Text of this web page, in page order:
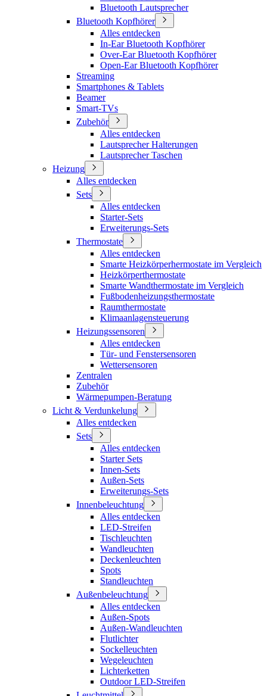
Bluetooth Lautsprecher
Bluetooth Kopfhörer
Alles entdecken
In-Ear Bluetooth Kopfhörer
Over-Ear Bluetooth Kopfhörer
Open-Ear Bluetooth Kopfhörer
Streaming
Smartphones & Tablets
Beamer
Smart-TVs
Zubehör
Alles entdecken
Lautsprecher Halterungen
Lautsprecher Taschen
Heizung
Alles entdecken
Sets
Alles entdecken
Starter-Sets
Erweiterungs-Sets
Thermostate
Alles entdecken
Smarte Heizkörperhermostate im Vergleich
Heizkörperthermostate
Smarte Wandthermostate im Vergleich
Fußbodenheizungsthermostate
Raumthermostate
Klimaanlagensteuerung
Heizungssensoren
Alles entdecken
Tür- und Fenstersensoren
Wettersensoren
Zentralen
Zubehör
Wärmepumpen-Beratung
Licht & Verdunkelung
Alles entdecken
Sets
Alles entdecken
Starter Sets
Innen-Sets
Außen-Sets
Erweiterungs-Sets
Innenbeleuchtung
Alles entdecken
LED-Streifen
Tischleuchten
Wandleuchten
Deckenleuchten
Spots
Standleuchten
Außenbeleuchtung
Alles entdecken
Außen-Spots
Außen-Wandleuchten
Flutlichter
Sockelleuchten
Wegeleuchten
Lichterketten
Outdoor LED-Streifen